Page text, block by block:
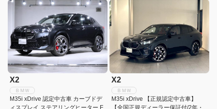
harman アダプティブMサスペンシ
ライト
X2
ＢＭＷ
M35i xDrive 認定中古車 カーブドデ
X2
ＢＭＷ
M35i xDrive 【正規認定中古車】